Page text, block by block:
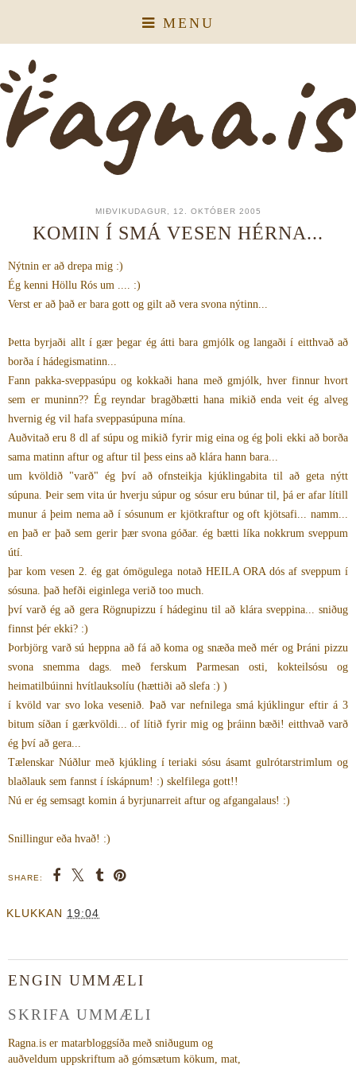
MENU
MIÐVIKUDAGUR, 12. OKTÓBER 2005
KOMIN Í SMÁ VESEN HÉRNA...
Nýtnin er að drepa mig :)
Ég kenni Höllu Rós um .... :)
Verst er að það er bara gott og gilt að vera svona nýtinn...
Þetta byrjaði allt í gær þegar ég átti bara gmjólk og langaði í eitthvað að
borða í hádegismatinn...
Fann pakka-sveppasúpu og kokkaði hana með gmjólk, hver finnur hvort
sem er muninn?? Ég reyndar bragðbætti hana mikið enda veit ég alveg
hvernig ég vil hafa sveppasúpuna mína.
Auðvitað eru 8 dl af súpu og mikið fyrir mig eina og ég þoli ekki að borða
sama matinn aftur og aftur til þess eins að klára hann bara...
um kvöldið "varð" ég því að ofnsteikja kjúklingabita til að geta nýtt
súpuna. Þeir sem vita úr hverju súpur og sósur eru búnar til, þá er afar lítill
munur á þeim nema að í sósunum er kjötkraftur og oft kjötsafi... namm...
en það er það sem gerir þær svona góðar. ég bætti líka nokkrum sveppum
útí.
þar kom vesen 2. ég gat ómögulega notað HEILA ORA dós af sveppum í
sósuna. það hefði eiginlega verið too much.
því varð ég að gera Rögnupizzu í hádeginu til að klára sveppina... sniðug
finnst þér ekki? :)
Þorbjörg varð sú heppna að fá að koma og snæða með mér og Þráni pizzu
svona snemma dags. með ferskum Parmesan osti, kokteilsósu og
heimatilbúinni hvítlauksolíu (hættiði að slefa :) )
í kvöld var svo loka vesenið. Það var nefnilega smá kjúklingur eftir á 3
bitum síðan í gærkvöldi... of lítið fyrir mig og þráinn bæði! eitthvað varð
ég því að gera...
Tælenskar Núðlur með kjúkling í teriaki sósu ásamt gulrótarstrimlum og
blaðlauk sem fannst í ískápnum! :) skelfilega gott!!
Nú er ég semsagt komin á byrjunarreit aftur og afgangalaus! :)
Snillingur eða hvað! :)
SHARE:
KLUKKAN 19:04
ENGIN UMMÆLI
SKRIFA UMMÆLI
Ragna.is er matarbloggsíða með sniðugum og
auðveldum uppskriftum að gómsætum kökum, mat,